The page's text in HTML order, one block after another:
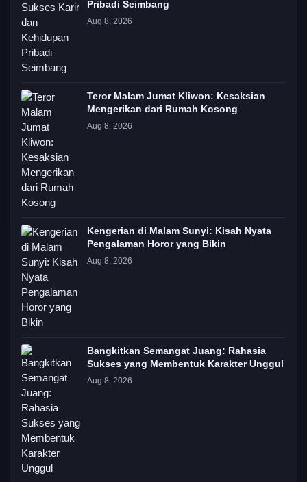
Pribadi Seimbang
Aug 8, 2026
Teror Malam Jumat Kliwon: Kesaksian
Mengerikan dari Rumah Kosong
Aug 8, 2026
Kengerian di Malam Sunyi: Kisah Nyata
Pengalaman Horor yang Bikin
Aug 8, 2026
Bangkitkan Semangat Juang: Rahasia
Sukses yang Membentuk Karakter Unggul
Aug 8, 2026